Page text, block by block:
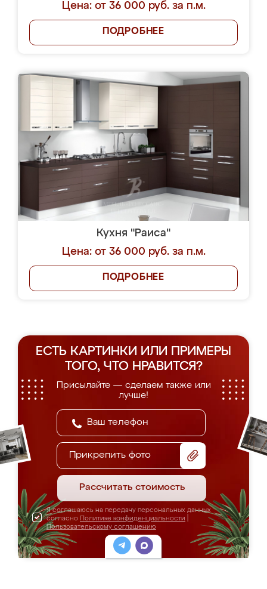
Цена: от 36 000 руб. за п.м.
ПОДРОБНЕЕ
Кухня "Раиса"
Цена: от 36 000 руб. за п.м.
ПОДРОБНЕЕ
ЕСТЬ КАРТИНКИ ИЛИ ПРИМЕРЫ
ТОГО, ЧТО НРАВИТСЯ?
Присылайте — сделаем также или
лучше!
Прикрепить фото
Рассчитать стоимость
Я соглашаюсь на передачу персональных данных
согласно Политике конфиденциальности
Пользовательскому соглашению